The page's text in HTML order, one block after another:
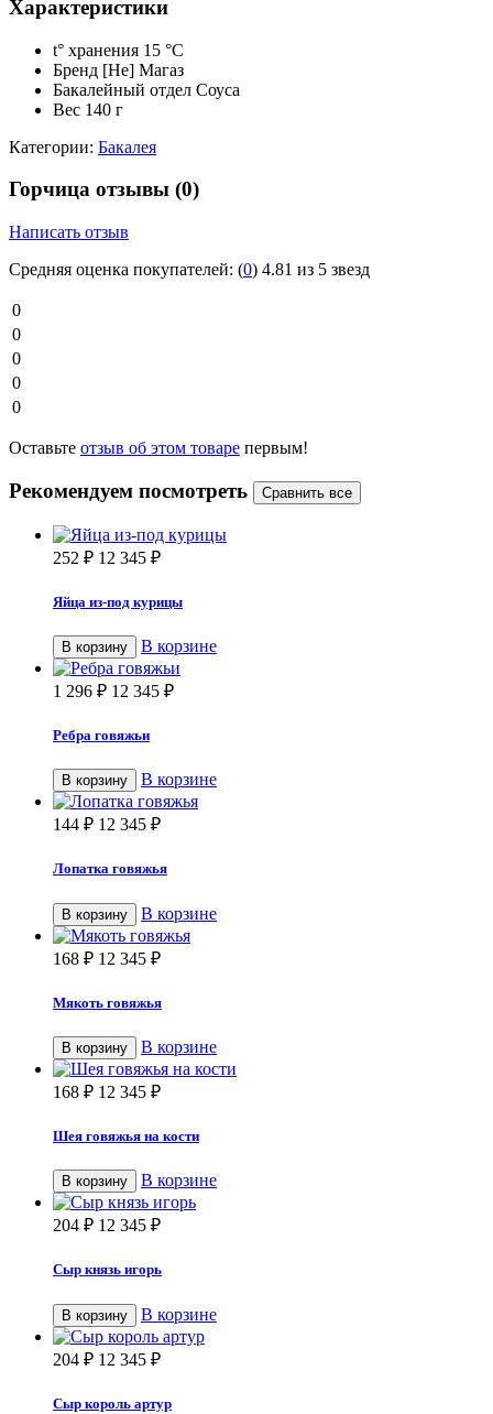
Характеристики
t° хранения 15 °C
Бренд [Не] Магаз
Бакалейный отдел Соуса
Вес 140 г
Категории: Бакалея
Горчица отзывы (0)
Написать отзыв
Средняя оценка покупателей: (0) 4.81 из 5 звезд
0
0
0
0
0
Оставьте отзыв об этом товаре первым!
Рекомендуем посмотреть
252 ₽ 12 345 ₽
Яйца из-под курицы
В корзину В корзине
1 296 ₽ 12 345 ₽
Ребра говяжьи
В корзину В корзине
144 ₽ 12 345 ₽
Лопатка говяжья
В корзину В корзине
168 ₽ 12 345 ₽
Мякоть говяжья
В корзину В корзине
168 ₽ 12 345 ₽
Шея говяжья на кости
В корзину В корзине
204 ₽ 12 345 ₽
Сыр князь игорь
В корзину В корзине
204 ₽ 12 345 ₽
Сыр король артур